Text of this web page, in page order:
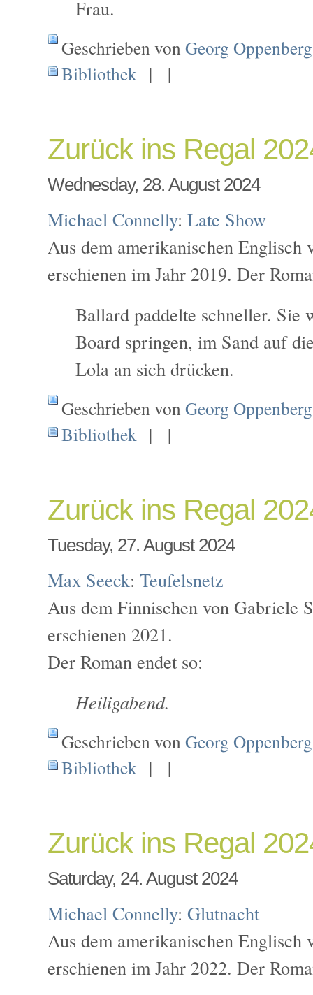
Frau.
Geschrieben vonGeorg Oppenberg
Bibliothek | |
Zurück ins Regal
Wednesday, 28. August 2024
Michael Connelly:Late Show
Aus dem amerikanischen Englisch
erschienen im Jahr 2019. Der
Ballard paddelte schneller. Sie
Board springen, im Sand auf
Lola an sich drücken.
Geschrieben vonGeorg Oppenberg
Bibliothek | |
Zurück ins Regal
Tuesday, 27. August 2024
Max Seeck:Teufelsnetz
Aus dem Finnischen von Gabriele
erschienen 2021.
Der Roman endet so:
Heiligabend.
Geschrieben vonGeorg Oppenberg
Bibliothek | |
Zurück ins Regal
Saturday, 24. August 2024
Michael Connelly:Glutnacht
Aus dem amerikanischen Englisch
erschienen im Jahr 2022. Der